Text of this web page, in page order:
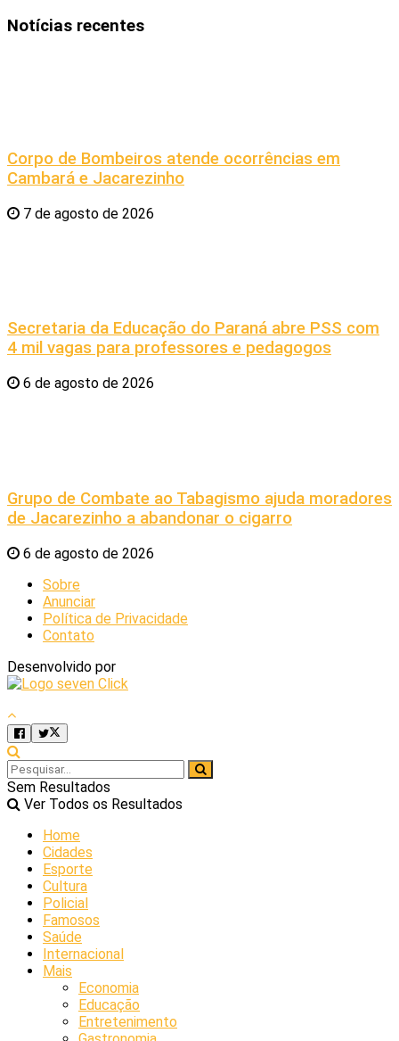
Notícias recentes
Corpo de Bombeiros atende ocorrências em
Cambará e Jacarezinho
7 de agosto de 2026
Secretaria da Educação do Paraná abre PSS com
4 mil vagas para professores e pedagogos
6 de agosto de 2026
Grupo de Combate ao Tabagismo ajuda moradores
de Jacarezinho a abandonar o cigarro
6 de agosto de 2026
Sobre
Anunciar
Política de Privacidade
Contato
Desenvolvido por
Sem Resultados
Ver Todos os Resultados
Home
Cidades
Esporte
Cultura
Policial
Famosos
Saúde
Internacional
Mais
Economia
Educação
Entretenimento